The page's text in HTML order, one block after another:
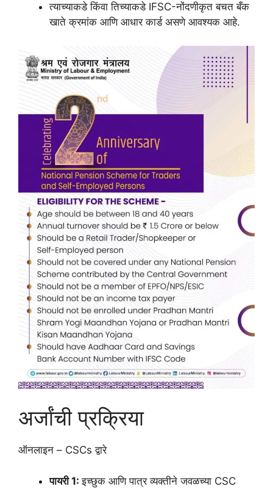
त्याच्याकडे किंवा तिच्याकडे IFSC-नोंदणीकृत बचत बँक
खाते क्रमांक आणि आधार कार्ड असणे आवश्यक आहे.
अर्जांची प्रक्रिया
ऑनलाइन – CSCs द्वारे
पायरी 1:इच्छुक आणि पात्र व्यक्तीने जवळच्या CSC